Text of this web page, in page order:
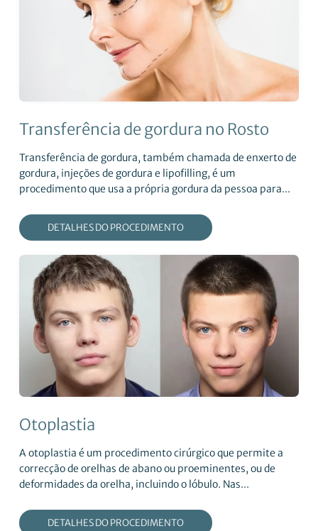
Transferência de gordura no Rosto
Transferência de gordura, também chamada de enxerto de
gordura, injeções de gordura e lipofilling, é um
procedimento que usa a própria gordura da pessoa para...
DETALHES DO PROCEDIMENTO
Otoplastia
A otoplastia é um procedimento cirúrgico que permite a
correcção de orelhas de abano ou proeminentes, ou de
deformidades da orelha, incluindo o lóbulo. Nas...
DETALHES DO PROCEDIMENTO